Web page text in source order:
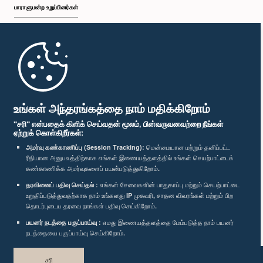
உங்கள் அந்தரங்கத்தை நாம் மதிக்கிறோம்
"சரி" என்பதைக் கிளிக் செய்வதன் மூலம், பின்வருவனவற்றை நீங்கள்
ஏற்றுக் கொள்கிறீர்கள்:
அமர்வு கண்காணிப்பு (Session Tracking): மென்மையான மற்றும் தனிப்பட்ட
ரீதியான அனுபவத்திற்காக எங்கள் இணையத்தளத்தில் உங்கள் செயற்பாட்டைக்
கண்காணிக்க அமர்வுகளைப் பயன்படுத்துகிறோம்.
தரவினைப் பதிவு செய்தல் : எங்கள் சேவைகளின் பாதுகாப்பு மற்றும் செயற்பாட்டை
உறுதிப்படுத்துவதற்காக நாம் உங்களது IP முகவரி, சாதன விவரங்கள் மற்றும் பிற
தொடர்புடைய தரவை நாங்கள் பதிவு செய்கிறோம்.
பயனர் நடத்தை பகுப்பாய்வு : எமது இணையத்தளத்தை மேம்படுத்த நாம் பயனர்
நடத்தையை பகுப்பாய்வு செய்கிறோம்.
சரி
பாராளுமன்ற உறுப்பினர்கள்
முதற்பக்கம்
பாராளுமன்ற கையடக்க செயலி
எம்மை பின்தொடர்க :
விருதுகள்
தனியுரிமைக் கொள்கை